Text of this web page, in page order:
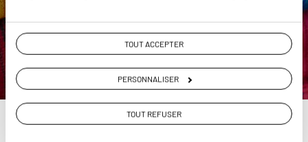
TOUT ACCEPTER
PERSONNALISER
TOUT REFUSER
ou
Construisez votre voyage avec un spécialiste Pérou
01 86 95 65 48